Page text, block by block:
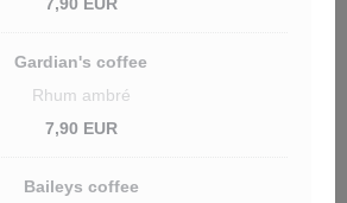
Gardian's coffee
Rhum ambré
7,90 EUR
Baileys coffee